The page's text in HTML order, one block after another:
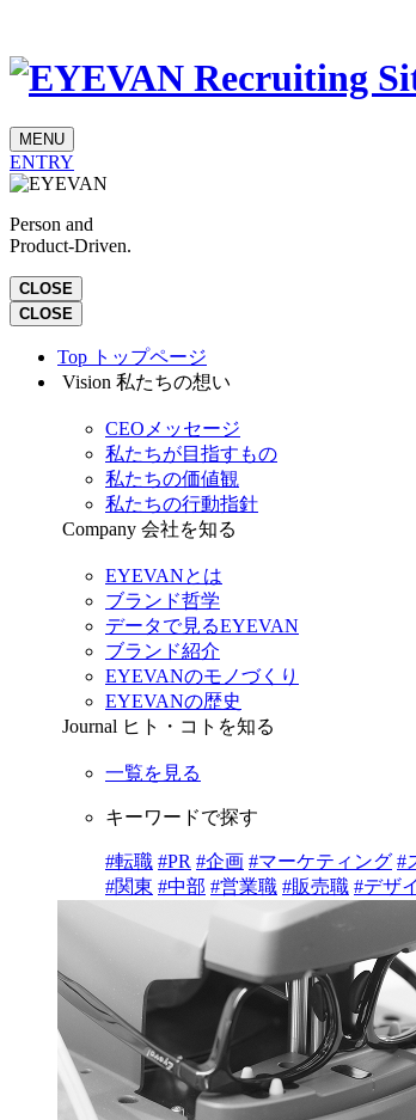
MENU
ENTRY
Person and
Product-Driven.
CLOSE
CLOSE
Top トップページ
Vision 私たちの想い
CEOメッセージ
私たちが目指すもの
私たちの価値観
私たちの行動指針
Company 会社を知る
EYEVANとは
ブランド哲学
データで見るEYEVAN
ブランド紹介
EYEVANのモノづくり
EYEVANの歴史
Journal ヒト・コトを知る
一覧を見る
キーワードで探す
#転職 #PR #企画 #マーケティング #
#関東 #中部 #営業職 #販売職 #デザ